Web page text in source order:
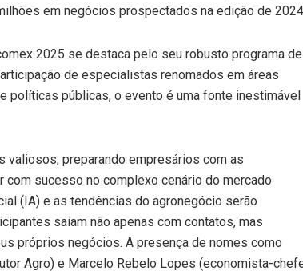
em negócios prospectados na edição de
2025 se destaca pelo seu robusto programa de
de especialistas renomados em áreas
políticas públicas, o evento é uma fonte inestimável
valiosos, preparando empresários com as
sucesso no complexo cenário do mercado
(IA) e as tendências do agronegócio serão
saiam não apenas com contatos, mas
próprios negócios. A presença de nomes como
Agro) e Marcelo Rebelo Lopes (economista-